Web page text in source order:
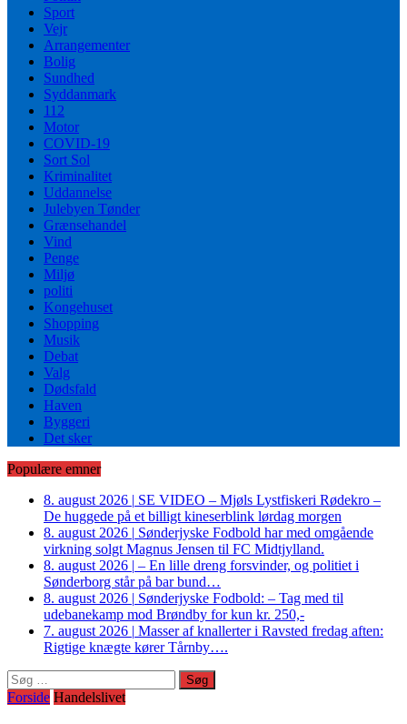
Sport
Vejr
Arrangementer
Bolig
Sundhed
Syddanmark
112
Motor
COVID-19
Sort Sol
Kriminalitet
Uddannelse
Julebyen Tønder
Grænsehandel
Vind
Penge
Miljø
politi
Kongehuset
Shopping
Musik
Debat
Valg
Dødsfald
Haven
Byggeri
Det sker
Populære emner
8. august 2026 | SE VIDEO – Mjøls Lystfiskeri Rødekro –
De huggede på et billigt kineserblink lørdag morgen
8. august 2026 | Sønderjyske Fodbold har med omgående
virkning solgt Magnus Jensen til FC Midtjylland.
8. august 2026 | – En lille dreng forsvinder, og politiet i
Sønderborg står på bar bund…
8. august 2026 | Sønderjyske Fodbold: – Tag med til
udebanekamp mod Brøndby for kun kr. 250,-
7. august 2026 | Masser af knallerter i Ravsted fredag aften:
Rigtige knægte kører Tårnby….
Søg
efter:
Forside Handelslivet